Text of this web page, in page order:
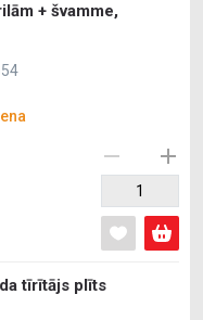
+ švamme,
tīrītājs plīts